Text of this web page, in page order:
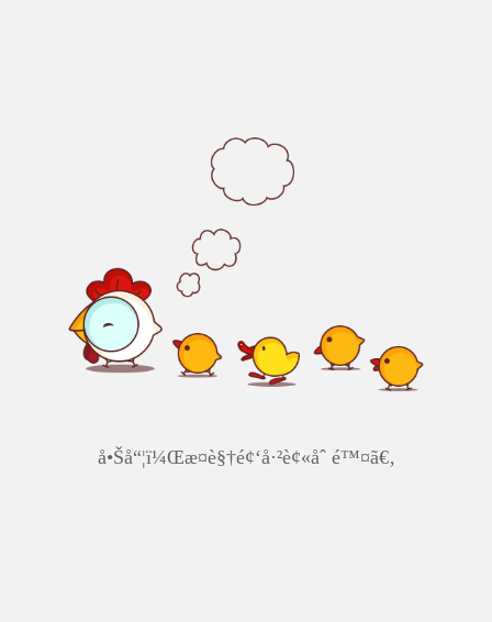
å•Šå“¦ï¼Œæ­¤è§†é¢‘å·²è¢«åˆ é™¤ã€‚